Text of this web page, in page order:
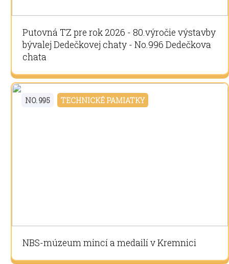
Putovná TZ pre rok 2026 - 80.výročie výstavby
bývalej Dedečkovej chaty - No.996 Dedečkova
chata
NBS-múzeum mincí a medailí v Kremnici
NO. 995 TECHNICKÉ PAMIATKY